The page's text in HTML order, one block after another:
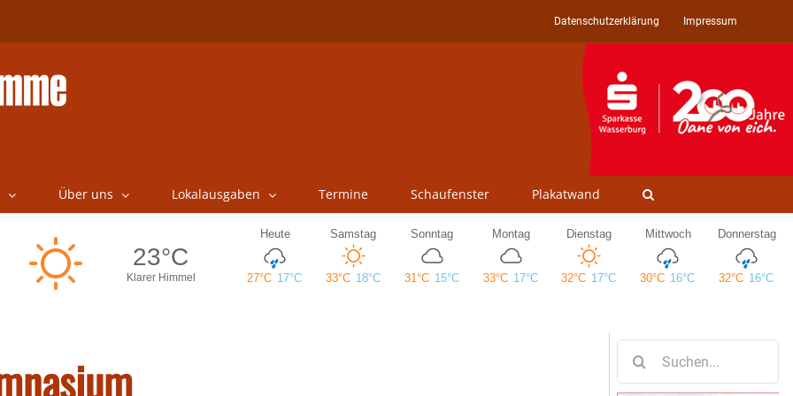
Datenschutzerklärung Impressum
Über uns Lokalausgaben Termine Schaufenster Plakatwand
nach: